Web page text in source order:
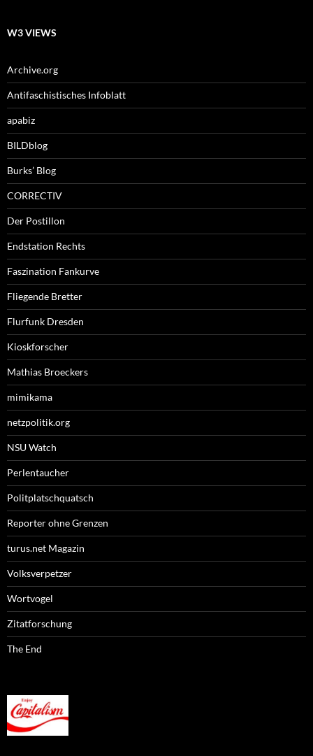
W3 VIEWS
Archive.org
Antifaschistisches Infoblatt
apabiz
BILDblog
Burks’ Blog
CORRECTIV
Der Postillon
Endstation Rechts
Faszination Fankurve
Fliegende Bretter
Flurfunk Dresden
Kioskforscher
Mathias Broeckers
mimikama
netzpolitik.org
NSU Watch
Perlentaucher
Politplatschquatsch
Reporter ohne Grenzen
turus.net Magazin
Volksverpetzer
Wortvogel
Zitatforschung
The End